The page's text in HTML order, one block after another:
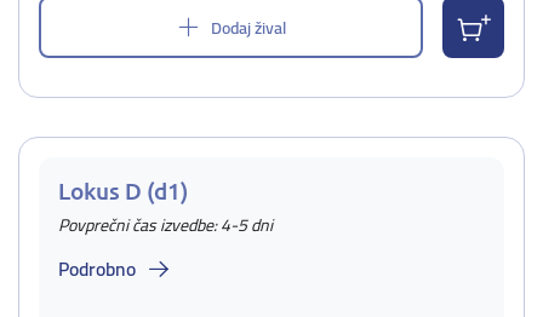
Dodaj žival
Lokus D (d1)
Povprečni čas izvedbe: 4-5 dni
Podrobno